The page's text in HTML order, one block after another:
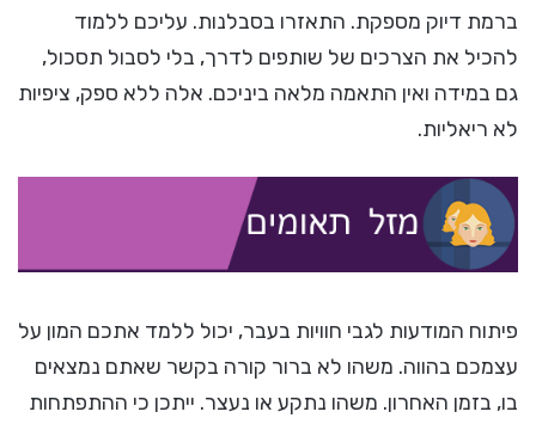
ברמת דיוק מספקת. התאזרו בסבלנות. עליכם ללמוד
להכיל את הצרכים של שותפים לדרך, בלי לסבול תסכול,
גם במידה ואין התאמה מלאה ביניכם. אלה ללא ספק, ציפיות
לא ריאליות.
פיתוח המודעות לגבי חוויות בעבר, יכול ללמד אתכם המון על
עצמכם בהווה. משהו לא ברור קורה בקשר שאתם נמצאים
בו, בזמן האחרון. משהו נתקע או נעצר. ייתכן כי ההתפתחות